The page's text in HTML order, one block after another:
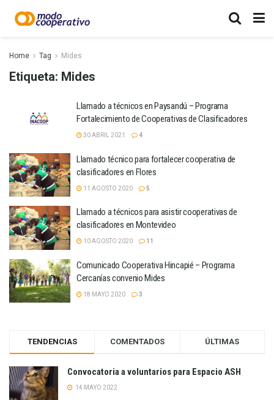
Home Tag Mides
Etiqueta: Mides
Llamado a técnicos en Paysandú – Programa
Fortalecimiento de Cooperativas de Clasificadores
30 ABRIL 2021 4
Llamado técnico para fortalecer cooperativa de
clasificadores en Flores
11 AGOSTO 2020 5
Llamado a técnicos para asistir cooperativas de
clasificadores en Montevideo
10 AGOSTO 2020 11
Comunicado Cooperativa Hincapié – Programa
Cercanías convenio Mides
18 MAYO 2020 3
TENDENCIAS COMENTADOS ÚLTIMAS
Convocatoria a voluntarios para Espacio ASH
14 MAYO 2022